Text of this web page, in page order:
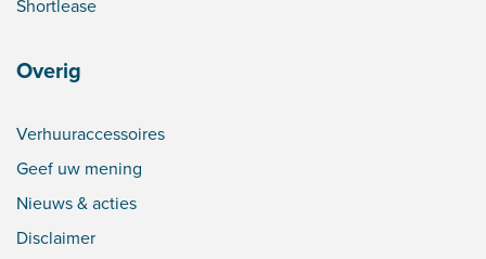
Shortlease
Overig
Verhuuraccessoires
Geef uw mening
Nieuws & acties
Disclaimer